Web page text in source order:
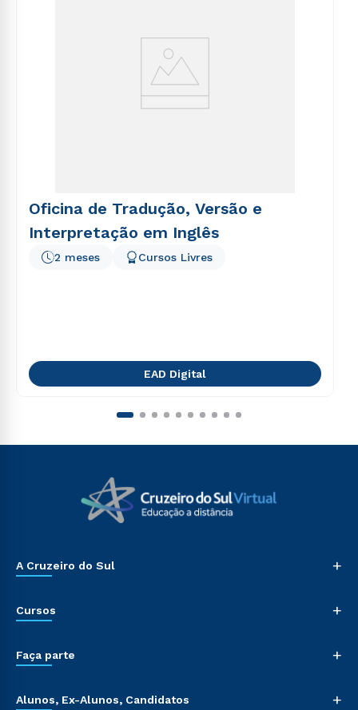
Oficina de Tradução, Versão e
Interpretação em Inglês
2 meses Cursos Livres
EAD Digital
A Cruzeiro do Sul +
Cursos +
Faça parte +
Alunos, Ex-Alunos, Candidatos +